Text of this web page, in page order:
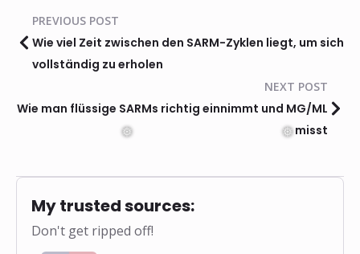
PREVIOUS POST
Wie viel Zeit zwischen den SARM-Zyklen liegt, um sich
vollständig zu erholen
NEXT POST
Wie man flüssige SARMs richtig einnimmt und MG/ML
misst
My trusted sources:
Don't get ripped off!